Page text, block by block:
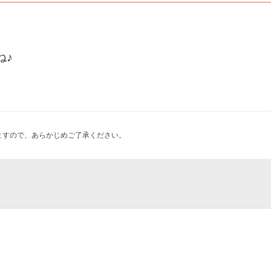
♪
ので、あらかじめご了承ください。
タルスタンプラリー